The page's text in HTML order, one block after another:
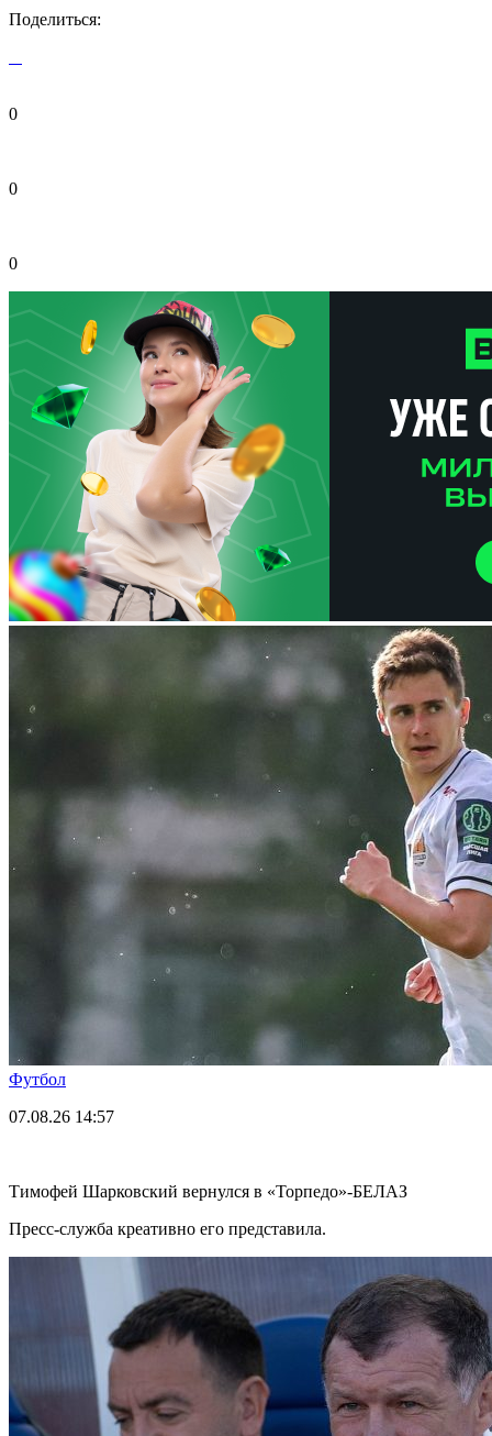
Поделиться:
0
0
0
Футбол
07.08.26 14:57
Тимофей Шарковский вернулся в «Торпедо»-БЕЛАЗ
Пресс-служба креативно его представила.